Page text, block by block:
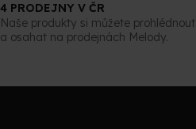
4 PRODEJNY V ČR
Naše produkty si můžete prohlédnout
a osahat na prodejnách Melody.